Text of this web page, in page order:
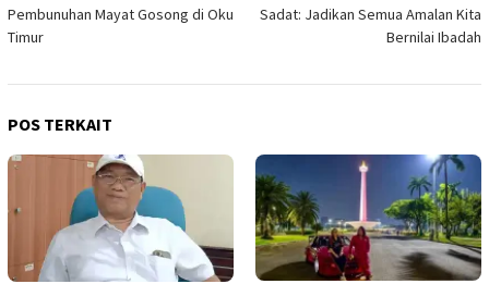
Pembunuhan Mayat Gosong di Oku
Timur
Sadat: Jadikan Semua Amalan Kita
Bernilai Ibadah
POS TERKAIT